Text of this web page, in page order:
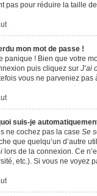
pas pour réduire la taille
mon mot de passe !
panique ! Bien que votre
puis cliquez sur J’ai
vous ne parveniez pas
suis-je
ne cochez pas la case Se
que quelqu’un d’autre
lors de la connexion. Ce
etc.). Si vous ne voyez